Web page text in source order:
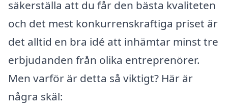
säkerställa att du får den bästa kvaliteten
och det mest konkurrenskraftiga priset är
det alltid en bra idé att inhämtar minst tre
erbjudanden från olika entreprenörer.
Men varför är detta så viktigt? Här är
några skäl: